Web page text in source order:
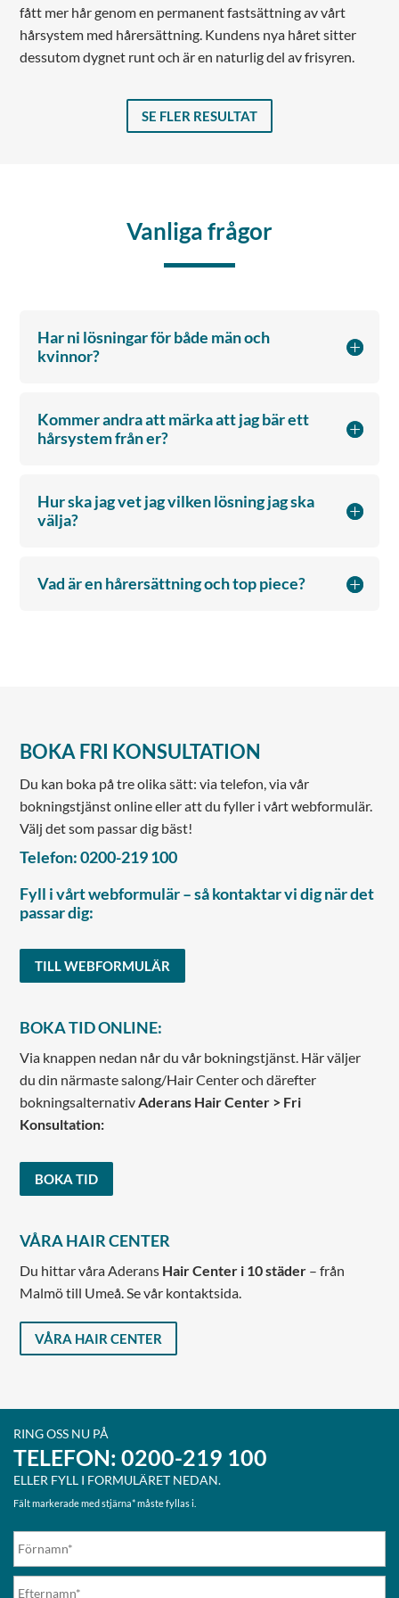
fått mer hår genom en permanent fastsättning av vårt
hårsystem med hårersättning. Kundens nya håret sitter
dessutom dygnet runt och är en naturlig del av frisyren.
SE FLER RESULTAT
Vanliga frågor
Har ni lösningar för både män och
kvinnor?
Kommer andra att märka att jag bär ett
hårsystem från er?
Hur ska jag vet jag vilken lösning jag ska
välja?
Vad är en hårersättning och top piece?
BOKA FRI KONSULTATION
Du kan boka på tre olika sätt: via telefon, via vår
bokningstjänst online eller att du fyller i vårt webformulär.
Välj det som passar dig bäst!
Telefon: 0200-219 100
Fyll i vårt webformulär – så kontaktar vi dig när det
passar dig:
TILL WEBFORMULÄR
BOKA TID ONLINE:
Via knappen nedan når du vår bokningstjänst. Här väljer
du din närmaste salong/Hair Center och därefter
bokningsalternativAderans Hair Center > Fri
Konsultation:
BOKA TID
VÅRA HAIR CENTER
Du hittar våra Aderans Hair Center i 10 städer – från
Malmö till Umeå. Se vår kontaktsida.
VÅRA HAIR CENTER
RING OSS NU PÅ
TELEFON:0200-219 100
ELLER FYLL I FORMULÄRET NEDAN.
Fält markerade med stjärna* måste fyllas i.
NAMN *